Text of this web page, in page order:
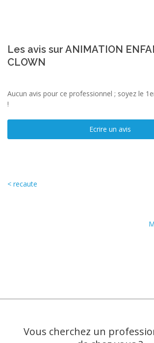
Les avis sur ANIMATION
CLOWN
Aucun avis pour ce professionnel ; soyez le
!
Ecrire un avis
< recaute
Vous cherchez un